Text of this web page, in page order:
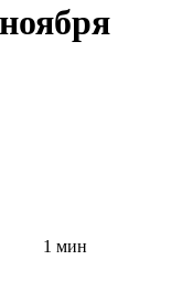
1 мин